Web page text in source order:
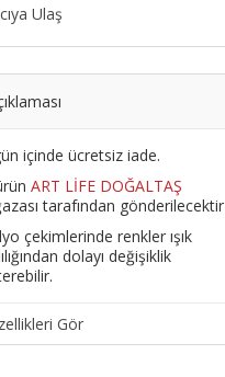
Ulaş
içinde ücretsiz iade.
ART LİFE DOĞALTAŞ
tarafından gönderilecektir
çekimlerinde renkler ışık
dolayı değişiklik
Gör